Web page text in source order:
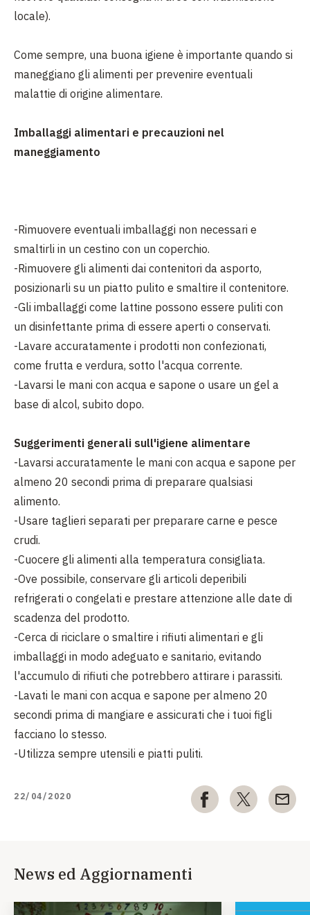
locale).
Come sempre, una buona igiene è importante quando si
maneggiano gli alimenti per prevenire eventuali
malattie di origine alimentare.
Imballaggi alimentari e precauzioni nel
maneggiamento
-Rimuovere eventuali imballaggi non necessari e
smaltirli in un cestino con un coperchio.
-Rimuovere gli alimenti dai contenitori da asporto,
posizionarli su un piatto pulito e smaltire il contenitore.
-Gli imballaggi come lattine possono essere puliti con
un disinfettante prima di essere aperti o conservati.
-Lavare accuratamente i prodotti non confezionati,
come frutta e verdura, sotto l'acqua corrente.
-Lavarsi le mani con acqua e sapone o usare un gel a
base di alcol, subito dopo.
Suggerimenti generali sull'igiene alimentare
-Lavarsi accuratamente le mani con acqua e sapone per
almeno 20 secondi prima di preparare qualsiasi
alimento.
-Usare taglieri separati per preparare carne e pesce
crudi.
-Cuocere gli alimenti alla temperatura consigliata.
-Ove possibile, conservare gli articoli deperibili
refrigerati o congelati e prestare attenzione alle date di
scadenza del prodotto.
-Cerca di riciclare o smaltire i rifiuti alimentari e gli
imballaggi in modo adeguato e sanitario, evitando
l'accumulo di rifiuti che potrebbero attirare i parassiti.
-Lavati le mani con acqua e sapone per almeno 20
secondi prima di mangiare e assicurati che i tuoi figli
facciano lo stesso.
-Utilizza sempre utensili e piatti puliti.
22/04/2020
News ed Aggiornamenti